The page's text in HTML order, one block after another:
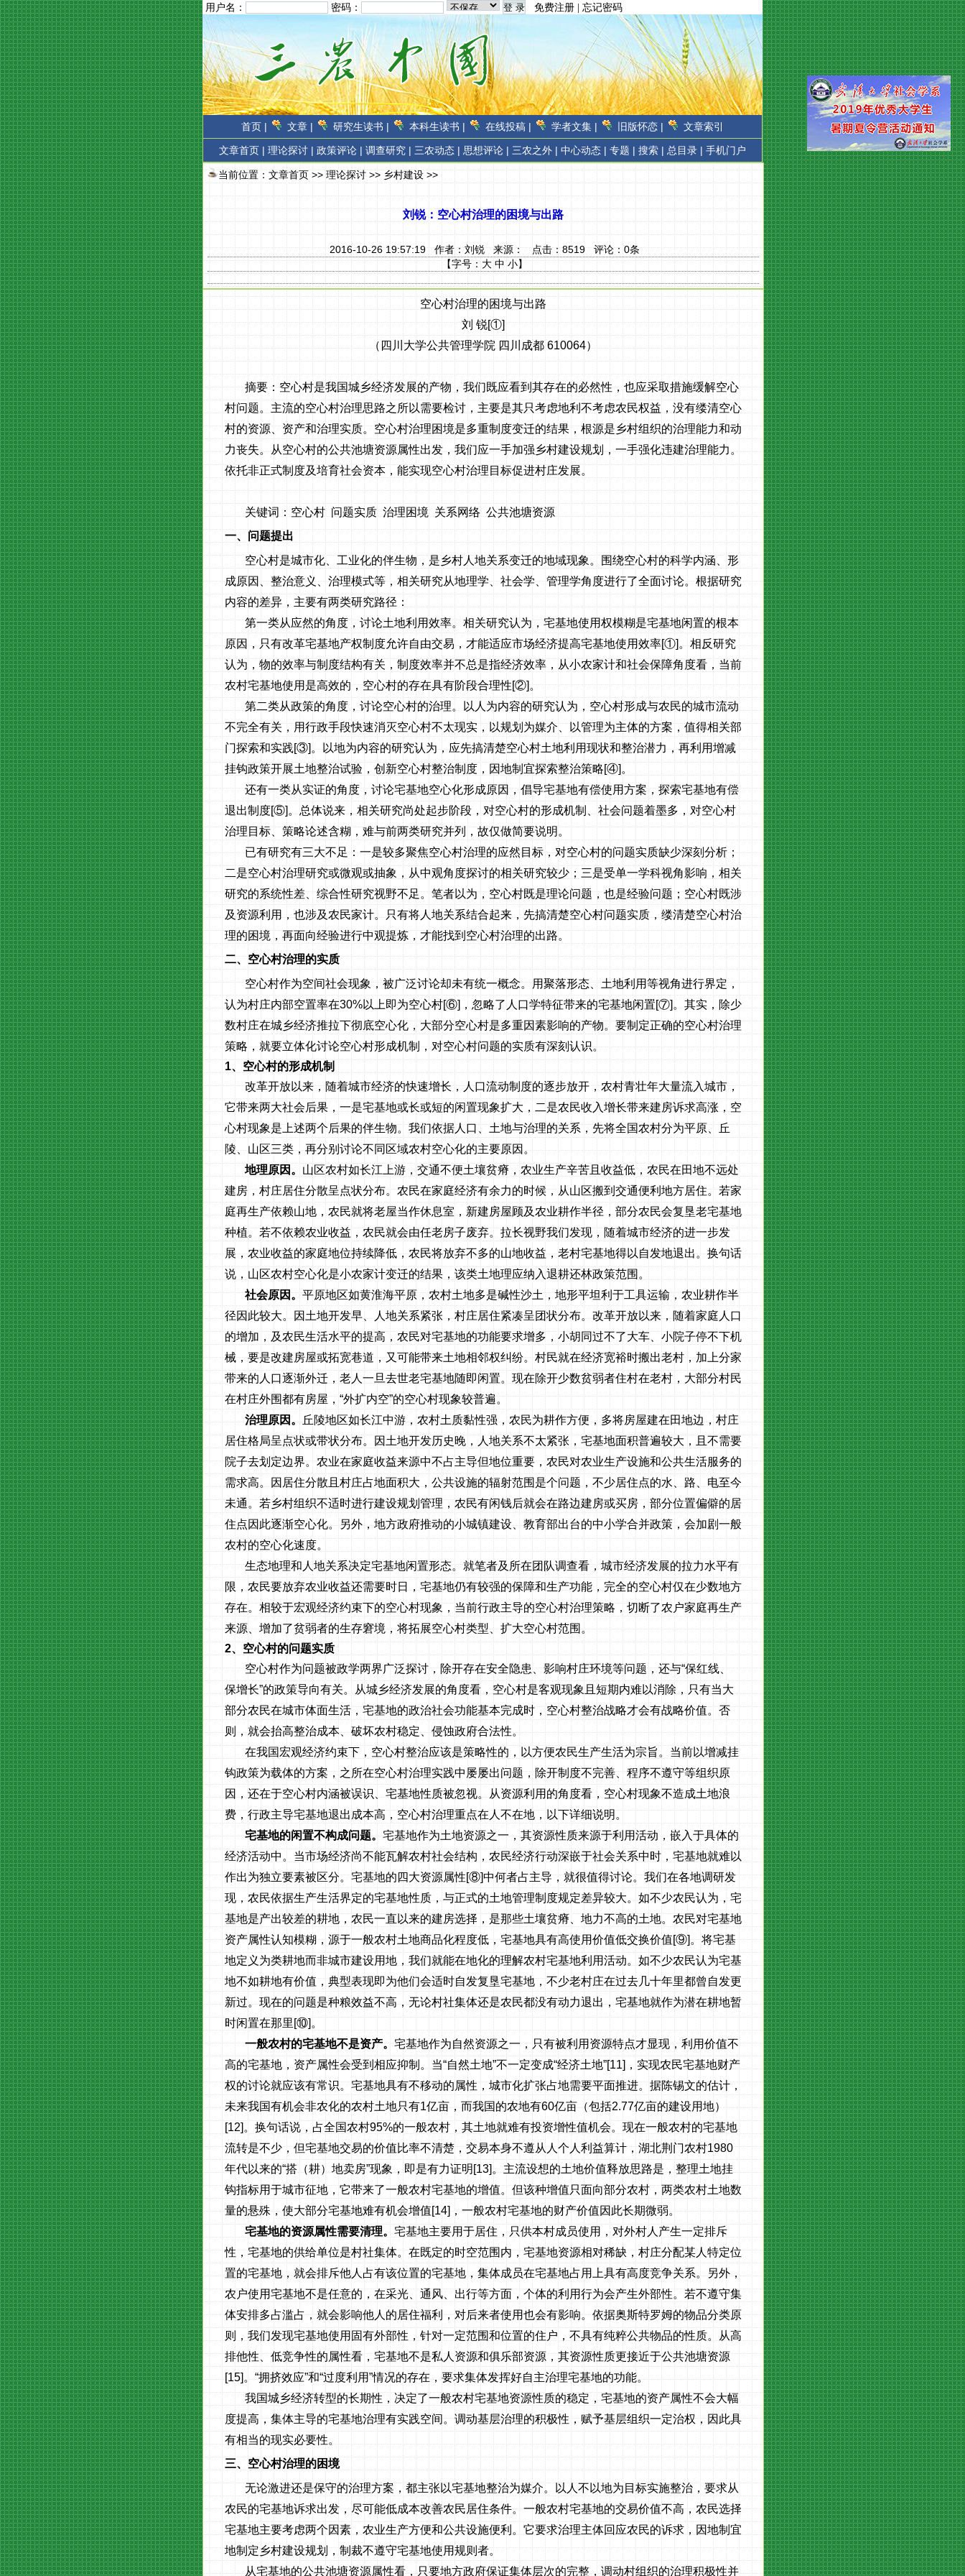
用户名： 密码： 免费注册 忘记密码
首页 | 文章 | 研究生读书 | 本科生读书 | 在线投稿 | 学者文集 | 旧版怀恋 | 文章索引
文章首页 | 理论探讨 | 政策评论 | 调查研究 | 三农动态 | 思想评论 | 三农之外 | 中心动态 | 专题 | 搜索 | 总目录 | 手机门户
当前位置： 文章首页 >>理论探讨 >> 乡村建设 >>
刘锐：空心村治理的困境与出路
2016-10-26 19:57:19 作者：刘锐来源：点击：8519 评论：0条
【字号：大 中 小】
空心村治理的困境与出路
刘 锐[①]
（四川大学公共管理学院 四川成都610064）
摘要：空心村是我国城乡经济发展的产物，我们既应看到其存在的必然性，也应采取措施缓解空心
村问题。主流的空心村治理思路之所以需要检讨，主要是其只考虑地利不考虑农民权益，没有缕清空心
村的资源、资产和治理实质。空心村治理困境是多重制度变迁的结果，根源是乡村组织的治理能力和动
力丧失。从空心村的公共池塘资源属性出发，我们应一手加强乡村建设规划，一手强化违建治理能力。
依托非正式制度及培育社会资本，能实现空心村治理目标促进村庄发展。
关键词：空心村 问题实质 治理困境 关系网络 公共池塘资源
一、问题提出
空心村是城市化、工业化的伴生物，是乡村人地关系变迁的地域现象。围绕空心村的科学内涵、形
成原因、整治意义、治理模式等，相关研究从地理学、社会学、管理学角度进行了全面讨论。根据研究
内容的差异，主要有两类研究路径：
第一类从应然的角度，讨论土地利用效率。相关研究认为，宅基地使用权模糊是宅基地闲置的根本
原因，只有改革宅基地产权制度允许自由交易，才能适应市场经济提高宅基地使用效率[①]。相反研究
认为，物的效率与制度结构有关，制度效率并不总是指经济效率，从小农家计和社会保障角度看，当前
农村宅基地使用是高效的，空心村的存在具有阶段合理性[②]。
第二类从政策的角度，讨论空心村的治理。以人为内容的研究认为，空心村形成与农民的城市流动
不完全有关，用行政手段快速消灭空心村不太现实，以规划为媒介、以管理为主体的方案，值得相关部
门探索和实践[③]。以地为内容的研究认为，应先搞清楚空心村土地利用现状和整治潜力，再利用增减
挂钩政策开展土地整治试验，创新空心村整治制度，因地制宜探索整治策略[④] 。
还有一类从实证的角度，讨论宅基地空心化形成原因，倡导宅基地有偿使用方案，探索宅基地有偿
退出制度[⑤] 。总体说来，相关研究尚处起步阶段，对空心村的形成机制、社会问题着墨多，对空心村
治理目标、策略论述含糊，难与前两类研究并列，故仅做简要说明。
已有研究有三大不足：一是较多聚焦空心村治理的应然目标，对空心村的问题实质缺少深刻分析；
二是空心村治理研究或微观或抽象，从中观角度探讨的相关研究较少；三是受单一学科视角影响，相关
研究的系统性差、综合性研究视野不足。笔者以为，空心村既是理论问题，也是经验问题；空心村既涉
及资源利用，也涉及农民家计。只有将人地关系结合起来，先搞清楚空心村问题实质，缕清楚空心村治
理的困境，再面向经验进行中观提炼，才能找到空心村治理的出路。
二、空心村治理的实质
空心村作为空间社会现象，被广泛讨论却未有统一概念。用聚落形态、土地利用等视角进行界定，
认为村庄内部空置率在30%以上即为空心村[⑥] ，忽略了人口学特征带来的宅基地闲置[⑦] 。其实，除少
数村庄在城乡经济推拉下彻底空心化，大部分空心村是多重因素影响的产物。要制定正确的空心村治理
策略，就要立体化讨论空心村形成机制，对空心村问题的实质有深刻认识。
1、空心村的形成机制
改革开放以来，随着城市经济的快速增长，人口流动制度的逐步放开，农村青壮年大量流入城市，
它带来两大社会后果，一是宅基地或长或短的闲置现象扩大，二是农民收入增长带来建房诉求高涨，空
心村现象是上述两个后果的伴生物。我们依据人口、土地与治理的关系，先将全国农村分为平原、丘
陵、山区三类，再分别讨论不同区域农村空心化的主要原因。
地理原因。 山区农村如长江上游，交通不便土壤贫瘠，农业生产辛苦且收益低，农民在田地不远处
建房，村庄居住分散呈点状分布。农民在家庭经济有余力的时候，从山区搬到交通便利地方居住。若家
庭再生产依赖山地，农民就将老屋当作休息室，新建房屋顾及农业耕作半径，部分农民会复垦老宅基地
种植。若不依赖农业收益，农民就会由任老房子废弃。拉长视野我们发现，随着城市经济的进一步发
展，农业收益的家庭地位持续降低，农民将放弃不多的山地收益，老村宅基地得以自发地退出。换句话
说，山区农村空心化是小农家计变迁的结果，该类土地理应纳入退耕还林政策范围。
社会原因。平原地区如黄淮海平原，农村土地多是碱性沙土，地形平坦利于工具运输，农业耕作半
径因此较大。因土地开发早、人地关系紧张，村庄居住紧凑呈团状分布。改革开放以来，随着家庭人口
的增加，及农民生活水平的提高，农民对宅基地的功能要求增多，小胡同过不了大车、小院子停不下机
械，要是改建房屋或拓宽巷道，又可能带来土地相邻权纠纷。村民就在经济宽裕时搬出老村，加上分家
带来的人口逐渐外迁，老人一旦去世老宅基地随即闲置。现在除开少数贫弱者住村在老村，大部分村民
在村庄外围都有房屋，“外扩内空”的空心村现象较普遍。
治理原因。丘陵地区如长江中游，农村土质黏性强，农民为耕作方便，多将房屋建在田地边，村庄
居住格局呈点状或带状分布。因土地开发历史晚，人地关系不太紧张，宅基地面积普遍较大，且不需要
院子去划定边界。农业在家庭收益来源中不占主导但地位重要，农民对农业生产设施和公共生活服务的
需求高。因居住分散且村庄占地面积大，公共设施的辐射范围是个问题，不少居住点的水、路、电至今
未通。若乡村组织不适时进行建设规划管理，农民有闲钱后就会在路边建房或买房，部分位置偏僻的居
住点因此逐渐空心化。另外，地方政府推动的小城镇建设、教育部出台的中小学合并政策，会加剧一般
农村的空心化速度。
生态地理和人地关系决定宅基地闲置形态。就笔者及所在团队调查看，城市经济发展的拉力水平有
限，农民要放弃农业收益还需要时日，宅基地仍有较强的保障和生产功能，完全的空心村仅在少数地方
存在。相较于宏观经济约束下的空心村现象，当前行政主导的空心村治理策略，切断了农户家庭再生产
来源、增加了贫弱者的生存窘境，将拓展空心村类型、扩大空心村范围。
2、空心村的问题实质
空心村作为问题被政学两界广泛探讨，除开存在安全隐患、影响村庄环境等问题，还与“保红线、
保增长”的政策导向有关。从城乡经济发展的角度看，空心村是客观现象且短期内难以消除，只有当大
部分农民在城市体面生活，宅基地的政治社会功能基本完成时，空心村整治战略才会有战略价值。否
则，就会抬高整治成本、破坏农村稳定、侵蚀政府合法性。
在我国宏观经济约束下，空心村整治应该是策略性的，以方便农民生产生活为宗旨。当前以增减挂
钩政策为载体的方案，之所在空心村治理实践中屡屡出问题，除开制度不完善、程序不遵守等组织原
因，还在于空心村内涵被误识、宅基地性质被忽视。从资源利用的角度看，空心村现象不造成土地浪
费，行政主导宅基地退出成本高，空心村治理重点在人不在地，以下详细说明。
宅基地的闲置不构成问题。宅基地作为土地资源之一，其资源性质来源于利用活动，嵌入于具体的
经济活动中。当市场经济尚不能瓦解农村社会结构，农民经济行动深嵌于社会关系中时，宅基地就难以
作出为独立要素被区分。宅基地的四大资源属性[⑧]中何者占主导，就很值得讨论。我们在各地调研发
现，农民依据生产生活界定的宅基地性质，与正式的土地管理制度规定差异较大。如不少农民认为，宅
基地是产出较差的耕地，农民一直以来的建房选择，是那些土壤贫瘠、地力不高的土地。农民对宅基地
资产属性认知模糊，源于一般农村土地商品化程度低，宅基地具有高使用价值低交换价值[⑨]。将宅基
地定义为类耕地而非城市建设用地，我们就能在地化的理解农村宅基地利用活动。如不少农民认为宅基
地不如耕地有价值，典型表现即为他们会适时自发复垦宅基地，不少老村庄在过去几十年里都曾自发更
新过。现在的问题是种粮效益不高，无论村社集体还是农民都没有动力退出，宅基地就作为潜在耕地暂
时闲置在那里 [⑩] 。
一般农村的宅基地不是资产。宅基地作为自然资源之一，只有被利用资源特点才显现，利用价值不
高的宅基地，资产属性会受到相应抑制。当“自然土地”不一定变成“经济土地”[11] ，实现农民宅基地财产
权的讨论就应该有常识。宅基地具有不移动的属性，城市化扩张占地需要平面推进。据陈锡文的估计，
未来我国有机会非农化的农村土地只有1亿亩，而我国的农地有60亿亩（包括2.77亿亩的建设用地）
[12] 。换句话说，占全国农村95%的一般农村，其土地就难有投资增性值机会。现在一般农村的宅基地
流转是不少，但宅基地交易的价值比率不清楚，交易本身不遵从人个人利益算计，湖北荆门农村1980
年代以来的“搭（耕）地卖房”现象，即是有力证明 [13] 。主流设想的土地价值释放思路是，整理土地挂
钩指标用于城市征地，它带来了一般农村宅基地的增值。但该种增值只面向部分农村，两类农村土地数
量的悬殊，使大部分宅基地难有机会增值[14]，一般农村宅基地的财产价值因此长期微弱。
宅基地的资源属性需要清理。宅基地主要用于居住，只供本村成员使用，对外村人产生一定排斥
性，宅基地的供给单位是村社集体。在既定的时空范围内，宅基地资源相对稀缺，村庄分配某人特定位
置的宅基地，就会排斥他人占有该位置的宅基地，集体成员在宅基地占用上具有高度竞争关系。另外，
农户使用宅基地不是任意的，在采光、通风、出行等方面，个体的利用行为会产生外部性。若不遵守集
体安排多占滥占，就会影响他人的居住福利，对后来者使用也会有影响。依据奥斯特罗姆的物品分类原
则，我们发现宅基地使用固有外部性，针对一定范围和位置的住户，不具有纯粹公共物品的性质。从高
排他性、低竞争性的属性看，宅基地不是私人资源和俱乐部资源，其资源性质更接近于公共池塘资源
[15]。“拥挤效应”和“过度利用”情况的存在，要求集体发挥好自主治理宅基地的功能。
我国城乡经济转型的长期性，决定了一般农村宅基地资源性质的稳定，宅基地的资产属性不会大幅
度提高，集体主导的宅基地治理有实践空间。调动基层治理的积极性，赋予基层组织一定治权，因此具
有相当的现实必要性。
三、空心村治理的困境
无论激进还是保守的治理方案，都主张以宅基地整治为媒介。以人不以地为目标实施整治，要求从
农民的宅基地诉求出发，尽可能低成本改善农民居住条件。一般农村宅基地的交易价值不高，农民选择
宅基地主要考虑两个因素，农业生产方便和公共设施便利。它要求治理主体回应农民的诉求，因地制宜
地制定乡村建设规划，制裁不遵守宅基地使用规则者。
从宅基地的公共池塘资源属性看，只要地方政府保证集体层次的完整，调动村组织的治理积极性并